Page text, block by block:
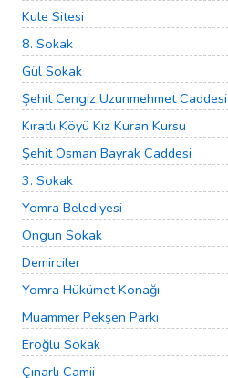
Kule Sitesi
8. Sokak
Gül Sokak
Şehit Cengiz Uzunmehmet Caddesi
Kıratlı Köyü Kız Kuran Kursu
Şehit Osman Bayrak Caddesi
3. Sokak
Yomra Belediyesi
Ongun Sokak
Demirciler
Yomra Hükümet Konağı
Muammer Pekşen Parkı
Eroğlu Sokak
Çınarlı Camii